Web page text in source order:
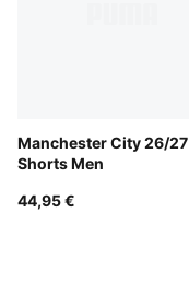
Manchester City 26/27
Shorts Men
44,95 €